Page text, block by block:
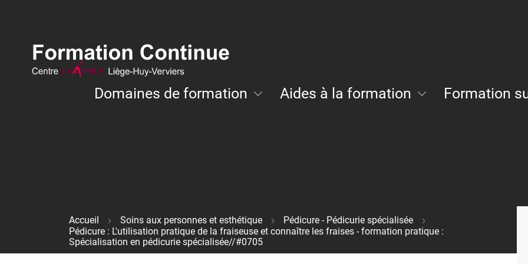
Domaines de formation Aides à la formation Formation
Fil
d'Ariane
Accueil Soins aux personnes et esthétique
Pédicure - Pédicurie spécialisée
Pédicure : L'utilisation pratique de la fraiseuse et connaître les fraises - formation pratique :
Spécialisation en pédicurie spécialisée//#0705